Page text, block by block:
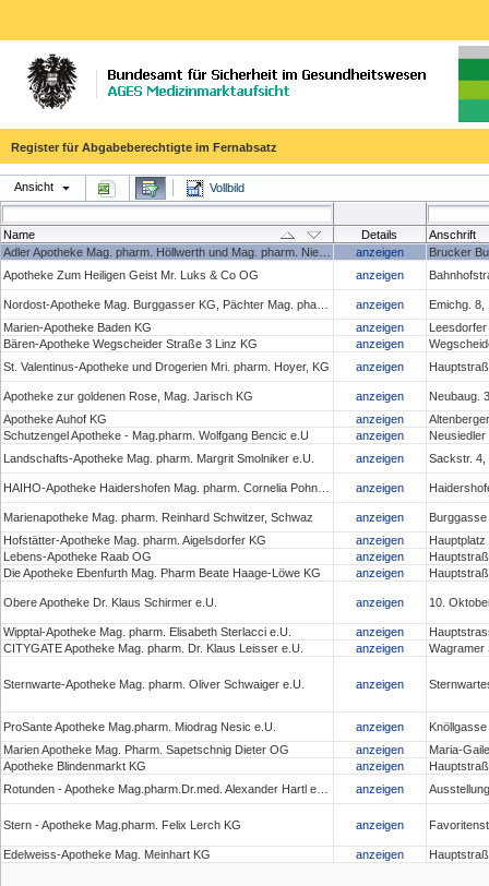
Register für Abgabeberechtigte im Fernabsatz
Ansicht Vollbild
Name Details
Anschrift
anzeigen
Brucker
Apotheke Zum Heiligen Geist Mr. Luks & Co OG
anzeigen
anzeigen
Emichg. 8,
Marien-Apotheke Baden KG
anzeigen
Bären-Apotheke Wegscheider Straße 3 Linz KG
anzeigen
St. Valentinus-Apotheke und Drogerien Mri. pharm. Hoyer, KG
anzeigen
Apotheke zur goldenen Rose, Mag. Jarisch KG anzeigen
Neubaug.
Apotheke Auhof KG
anzeigen
Schutzengel Apotheke - Mag.pharm. Wolfgang Bencic e.U
anzeigen
Landschafts-Apotheke Mag. pharm. Margrit Smolniker e.U.
anzeigen Sackstr. 4,
anzeigen
Marienapotheke Mag. pharm. Reinhard Schwitzer, Schwaz anzeigen
Hofstätter-Apotheke Mag. pharm. Aigelsdorfer KG
anzeigen
Lebens-Apotheke Raab OG
anzeigen
Die Apotheke Ebenfurth Mag. Pharm Beate Haage-Löwe KG
anzeigen
Obere Apotheke Dr. Klaus Schirmer e.U. anzeigen 10.
Wipptal-Apotheke Mag. pharm. Elisabeth Sterlacci e.U. anzeigen
CITYGATE Apotheke Mag. pharm. Dr. Klaus Leisser e.U.
anzeigen Wagramer
Sternwarte-Apotheke Mag. pharm. Oliver Schwaiger e.U. anzeigen
ProSante Apotheke Mag.pharm. Miodrag Nesic e.U. anzeigen
Marien Apotheke Mag. Pharm. Sapetschnig Dieter OG
anzeigen
Maria-
Apotheke Blindenmarkt KG
anzeigen
anzeigen
Stern - Apotheke Mag.pharm. Felix Lerch KG anzeigen
Edelweiss-Apotheke Mag. Meinhart KG anzeigen